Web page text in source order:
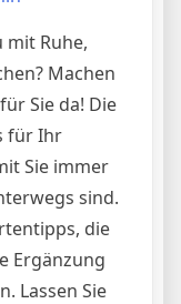
mit Ruhe,
Machen
Sie da! Die
für Ihr
Sie immer
sind.
die
Ergänzung
Lassen Sie